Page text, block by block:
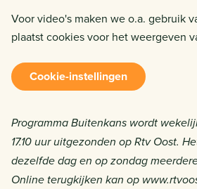
Voor video's maken we o.a. gebruik
plaatst cookies voor het weergeven
Cookie-instellingen
Programma Buitenkans wordt
17.10 uur uitgezonden op Rtv Oost.
dezelfde dag en op zondag
Online terugkijken kan op